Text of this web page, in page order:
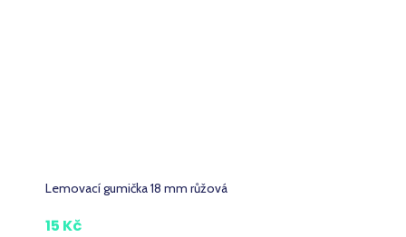
Lemovací gumička 18 mm růžová
15 Kč